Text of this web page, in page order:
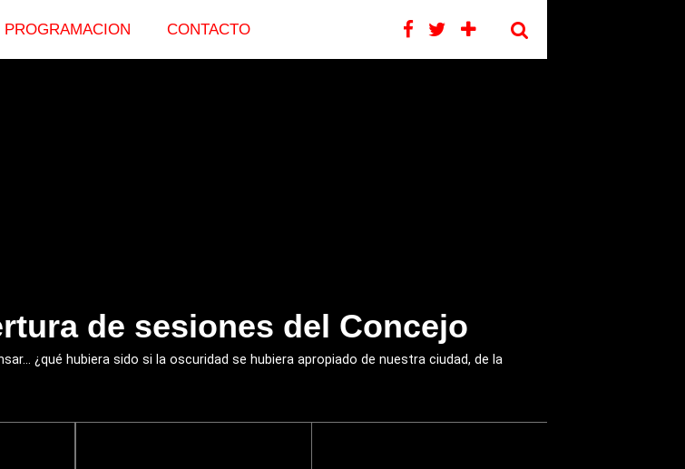
PROGRAMACION CONTACTO
de sesiones del Concejo
¿qué hubiera sido si la oscuridad se hubiera apropiado de nuestra ciudad, de la